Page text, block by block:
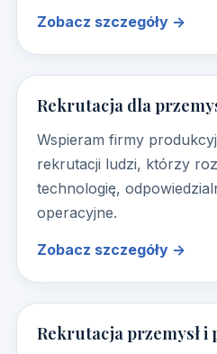
Zobacz szczegóły →
Rekrutacja dla
Wspieram firmy
rekrutacji ludzi, którzy
technologię,
operacyjne.
Zobacz szczegóły →
Rekrutacja przemysł i